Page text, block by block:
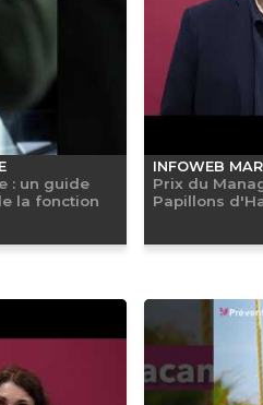
: un guide
la fonction
INFOWEB
Prix du
Papillons